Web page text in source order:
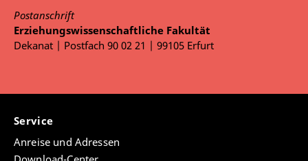
Postanschrift
Erziehungswissenschaftliche Fakultät
Dekanat | Postfach 90 02 21 | 99105 Erfurt
Service
Anreise und Adressen